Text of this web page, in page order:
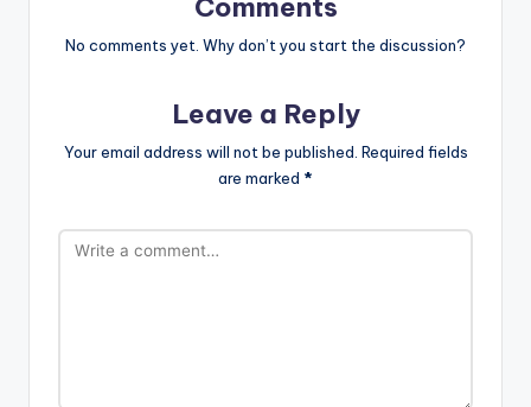
Comments
No comments yet. Why don’t you start the discussion?
Leave a Reply
Your email address will not be published. Required fields
are marked *